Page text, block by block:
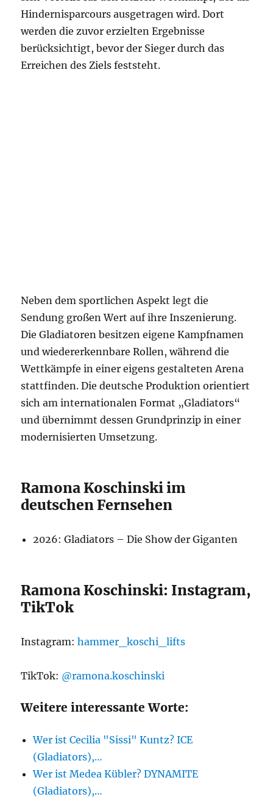
Hindernisparcours ausgetragen wird. Dort
werden die zuvor erzielten Ergebnisse
berücksichtigt, bevor der Sieger durch das
Erreichen des Ziels feststeht.
Neben dem sportlichen Aspekt legt die
Sendung großen Wert auf ihre Inszenierung.
Die Gladiatoren besitzen eigene Kampfnamen
und wiedererkennbare Rollen, während die
Wettkämpfe in einer eigens gestalteten Arena
stattfinden. Die deutsche Produktion orientiert
sich am internationalen Format „Gladiators“
und übernimmt dessen Grundprinzip in einer
modernisierten Umsetzung.
Ramona Koschinski im
deutschen Fernsehen
2026: Gladiators – Die Show der Giganten
Ramona Koschinski: Instagram,
TikTok
Instagram:hammer_koschi_lifts
TikTok: @ramona.koschinski
Weitere interessante Worte:
Wer ist Cecilia "Sissi" Kuntz? ICE
(Gladiators),…
Wer ist Medea Kübler? DYNAMITE
(Gladiators),…